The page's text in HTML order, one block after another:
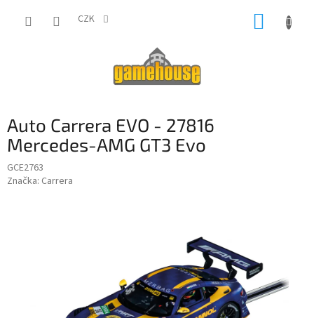
CZK
Auto Carrera EVO - 27816
Mercedes-AMG GT3 Evo
GCE2763
Značka: Carrera